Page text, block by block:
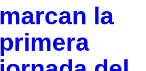
marcan la
primera